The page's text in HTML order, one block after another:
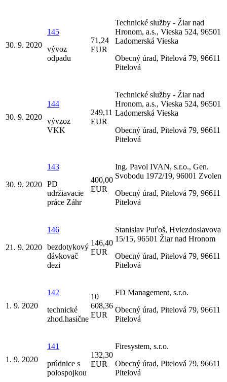
30. 9. 2020
145
vývoz
odpadu
71,24
EUR
Technické služby - Žiar nad
Hronom, a.s., Vieska 524, 96501
Ladomerská Vieska
Obecný úrad, Pitelová 79, 96611
Pitelová
30. 9. 2020
144
vývzoz
VKK
249,11
EUR
Technické služby - Žiar nad
Hronom, a.s., Vieska 524, 96501
Ladomerská Vieska
Obecný úrad, Pitelová 79, 96611
Pitelová
30. 9. 2020
143
PD
udržiavacie
práce Záhr
400,00
EUR
Ing. Pavol IVAN, s.r.o., Gen.
Svobodu 1972/19, 96001 Zvolen
Obecný úrad, Pitelová 79, 96611
Pitelová
21. 9. 2020
146
bezdotykový
dávkovač
dezi
146,40
EUR
Stanislav Puťoš, Hviezdoslavova
15/15, 96501 Žiar nad Hronom
Obecný úrad, Pitelová 79, 96611
Pitelová
1. 9. 2020
142
technické
zhod.hasične
10
608,36
EUR
FD Management, s.r.o.
Obecný úrad, Pitelová 79, 96611
Pitelová
1. 9. 2020
141
prúdnice s
polospojkou
132,30
EUR
Firesystem, s.r.o.
Obecný úrad, Pitelová 79, 96611
Pitelová